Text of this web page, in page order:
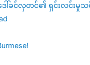
ေါ်ခင်လှတင်၏ ရှင်းလင်းမှုသင်